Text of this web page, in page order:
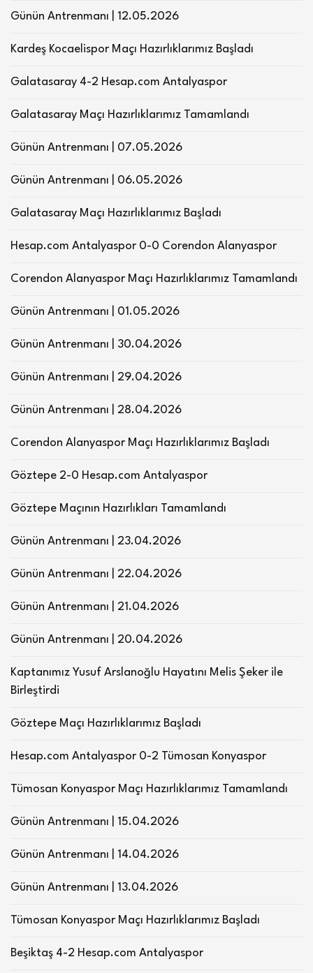
Günün Antrenmanı | 12.05.2026
Kardeş Kocaelispor Maçı Hazırlıklarımız Başladı
Galatasaray 4-2 Hesap.com Antalyaspor
Galatasaray Maçı Hazırlıklarımız Tamamlandı
Günün Antrenmanı | 07.05.2026
Günün Antrenmanı | 06.05.2026
Galatasaray Maçı Hazırlıklarımız Başladı
Hesap.com Antalyaspor 0-0 Corendon Alanyaspor
Corendon Alanyaspor Maçı Hazırlıklarımız Tamamlandı
Günün Antrenmanı | 01.05.2026
Günün Antrenmanı | 30.04.2026
Günün Antrenmanı | 29.04.2026
Günün Antrenmanı | 28.04.2026
Corendon Alanyaspor Maçı Hazırlıklarımız Başladı
Göztepe 2-0 Hesap.com Antalyaspor
Göztepe Maçının Hazırlıkları Tamamlandı
Günün Antrenmanı | 23.04.2026
Günün Antrenmanı | 22.04.2026
Günün Antrenmanı | 21.04.2026
Günün Antrenmanı | 20.04.2026
Kaptanımız Yusuf Arslanoğlu Hayatını Melis Şeker ile
Birleştirdi
Göztepe Maçı Hazırlıklarımız Başladı
Hesap.com Antalyaspor 0-2 Tümosan Konyaspor
Tümosan Konyaspor Maçı Hazırlıklarımız Tamamlandı
Günün Antrenmanı | 15.04.2026
Günün Antrenmanı | 14.04.2026
Günün Antrenmanı | 13.04.2026
Tümosan Konyaspor Maçı Hazırlıklarımız Başladı
Beşiktaş 4-2 Hesap.com Antalyaspor